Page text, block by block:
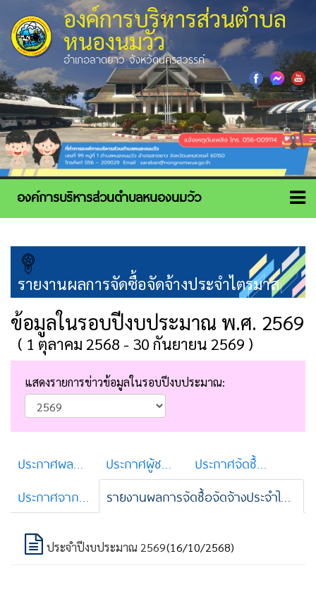
องค์การบริหารส่วนตำบล
หนองนมวัว
อำเภอลาดยาว จังหวัดนครสวรรค์
รายงานผลการจัดซื้อจัดจ้างประจำไตรมาส
ข้อมูลในรอบปีงบประมาณ พ.ศ. 2569
( 1 ตุลาคม 2568 - 30 กันยายน 2569 )
แสดงรายการข่าวข้อมูลในรอบปีงบประมาณ:
ประกาศผลจัดซื้อจัดจ้าง ประกาศผู้ชนะการจัดซื้อจัดจ้าง/ผู้ได้รับการคัดเลือก
ประกาศจัดซื้อจัดจ้าง e-bidding
ประกาศจากระบบ e-GP
รายงานผลการจัดซื้อจัดจ้างประจำไตรมาส
ประจำปีงบประมาณ 2569(16/10/2568)